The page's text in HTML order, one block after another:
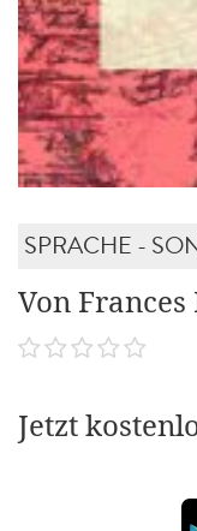
SPRACHE -
Von
Jetzt